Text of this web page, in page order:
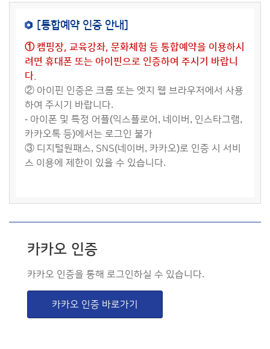
[통합예약 인증 안내]
① 캠핑장, 교육강좌, 문화체험 등 통합예약을 이용하시
려면 휴대폰 또는 아이핀으로 인증하여 주시기 바랍니
다.
② 아이핀 인증은 크롬 또는 엣지 웹 브라우저에서 사용
하여 주시기 바랍니다.
- 아이폰 및 특정 어플(익스플로어, 네이버, 인스타그램,
카카오톡 등)에서는 로그인 불가
③ 디지털원패스, SNS(네이버, 카카오)로 인증 시 서비
스 이용에 제한이 있을 수 있습니다.
카카오 인증
카카오 인증을 통해 로그인하실 수 있습니다.
카카오 인증 바로가기